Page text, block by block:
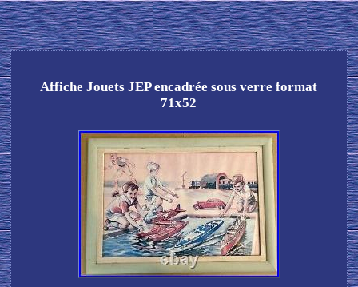
Affiche Jouets JEP encadrée sous verre format
71x52